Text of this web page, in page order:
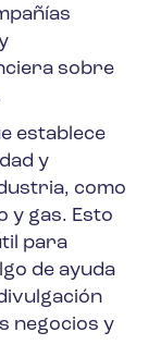
sobre
establece
y
como
gas. Esto
para
de ayuda
negocios y